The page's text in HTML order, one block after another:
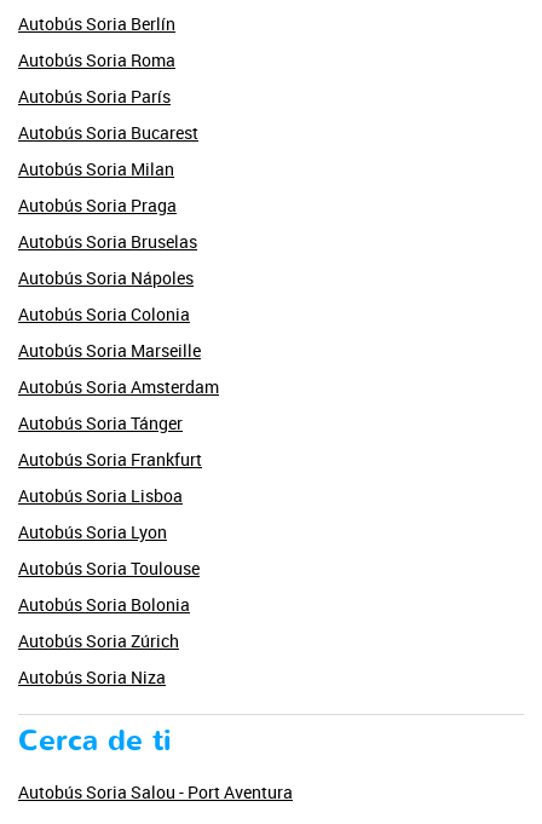
Autobús Soria Berlín
Autobús Soria Roma
Autobús Soria París
Autobús Soria Bucarest
Autobús Soria Milan
Autobús Soria Praga
Autobús Soria Bruselas
Autobús Soria Nápoles
Autobús Soria Colonia
Autobús Soria Marseille
Autobús Soria Amsterdam
Autobús Soria Tánger
Autobús Soria Frankfurt
Autobús Soria Lisboa
Autobús Soria Lyon
Autobús Soria Toulouse
Autobús Soria Bolonia
Autobús Soria Zúrich
Autobús Soria Niza
Cerca de ti
Autobús Soria Salou - Port Aventura